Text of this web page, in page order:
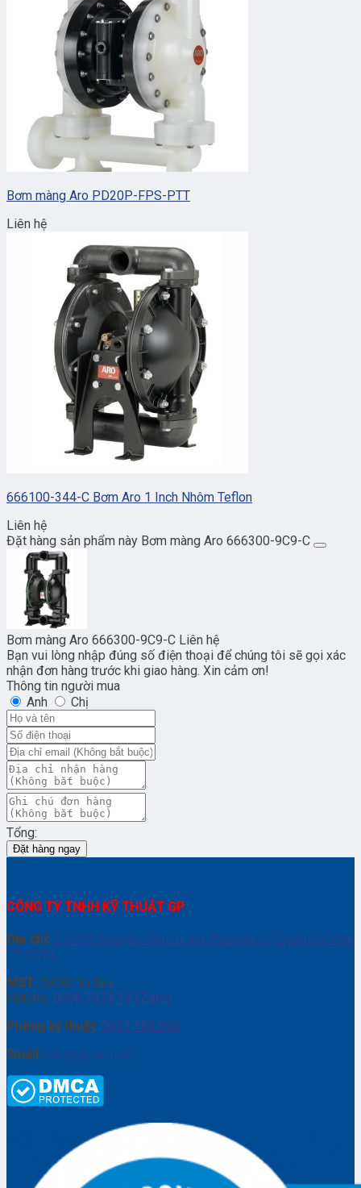
Bơm màng Aro PD20P-FPS-PTT
Liên hệ
666100-344-C Bơm Aro 1 Inch Nhôm Teflon
Liên hệ
Đặt hàng sản phẩm này Bơm màng Aro 666300-9C9-C
Bơm màng Aro 666300-9C9-C Liên hệ
Bạn vui lòng nhập đúng số điện thoại để chúng tôi sẽ gọi xác
nhận đơn hàng trước khi giao hàng. Xin cảm ơn!
Thông tin người mua
Anh
Chị
Tổng:
Đặt hàng ngay
CÔNG TY TNHH KỸ THUẬT GP
Địa chỉ: 274/75 Nguyễn Văn Lượng, Phường 17, Quận Gò Vấp,
TP. HCM
MST: 0309115165
Hotline: 0906 7373 15 (Zalo)
Phòng kỹ thuật: 0937.188.996
Email: info@gptech.vn